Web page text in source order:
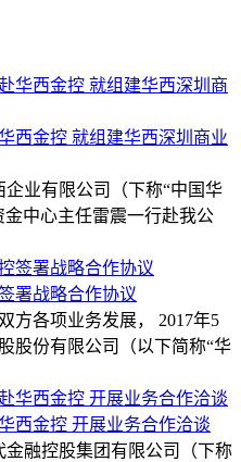
西金控 就组建华西深圳商业
企业有限公司（下称“中国华
中心主任雷震一行赴我公
署战略合作协议
方各项业务发展， 2017年5
股份有限公司（以下简称“华
西金控 开展业务合作洽谈
金融控股集团有限公司（下称